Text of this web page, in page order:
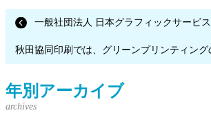
年別アーカイブ